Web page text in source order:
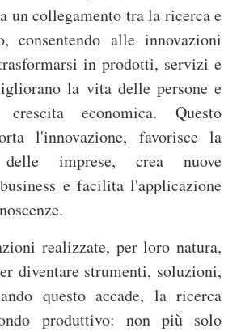
l
e
un collegamento tra la ricerca e
consentendo alle innovazioni
in prodotti, servizi e
la vita delle persone e
economica. Questo
l'innovazione, favorisce la
delle imprese, crea nuove
e facilita l'applicazione
realizzate, per loro natura,
diventare strumenti, soluzioni,
questo accade, la ricerca
produttivo: non più solo